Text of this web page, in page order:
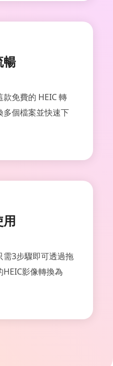
暢
免費的 HEIC 轉
多個檔案並快速下
用
需3步驟即可透過拖
影像轉換為